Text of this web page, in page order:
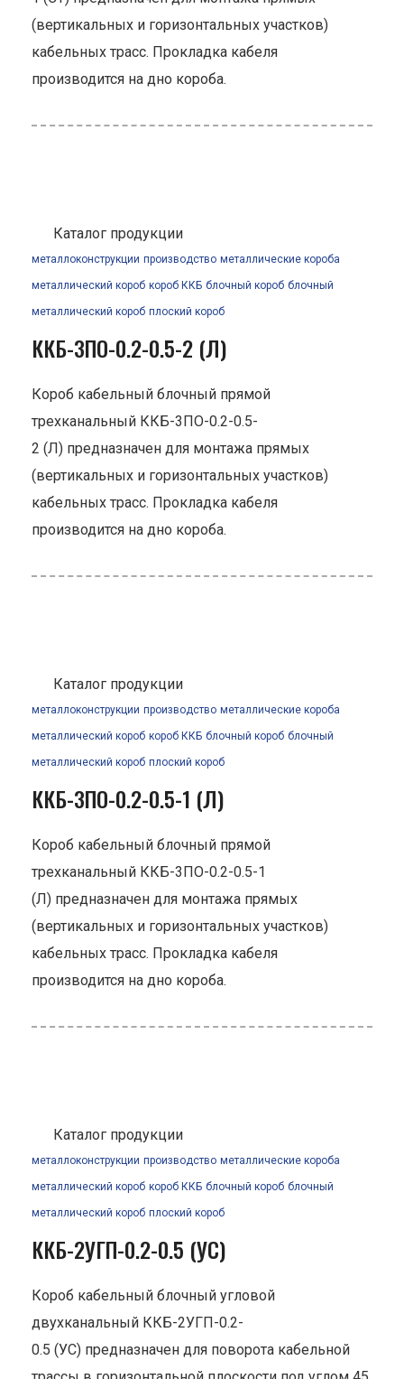
(вертикальных и горизонтальных участков)
кабельных трасс. Прокладка кабеля
производится на дно короба.
Каталог продукции
металлоконструкции производство металлические короба
металлический короб короб ККБ блочный короб блочный
металлический короб плоский короб
ККБ-3ПО-0.2-0.5-2 (Л)
Короб кабельный блочный прямой
трехканальный ККБ-3ПО-0.2-0.5-
2 (Л) предназначен для монтажа прямых
(вертикальных и горизонтальных участков)
кабельных трасс. Прокладка кабеля
производится на дно короба.
Каталог продукции
металлоконструкции производство металлические короба
металлический короб короб ККБ блочный короб блочный
металлический короб плоский короб
ККБ-3ПО-0.2-0.5-1 (Л)
Короб кабельный блочный прямой
трехканальный ККБ-3ПО-0.2-0.5-1
(Л) предназначен для монтажа прямых
(вертикальных и горизонтальных участков)
кабельных трасс. Прокладка кабеля
производится на дно короба.
Каталог продукции
металлоконструкции производство металлические короба
металлический короб короб ККБ блочный короб блочный
металлический короб плоский короб
ККБ-2УГП-0.2-0.5 (УС)
Короб кабельный блочный угловой
двухканальный ККБ-2УГП-0.2-
0.5 (УС) предназначен для поворота кабельной